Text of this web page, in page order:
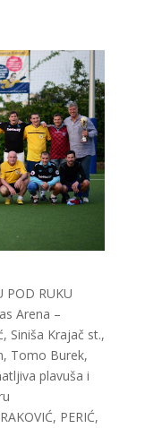
POD RUKU
Arena –
Siniša Krajač st.,
Tomo Burek,
plavuša i
PERIĆ,